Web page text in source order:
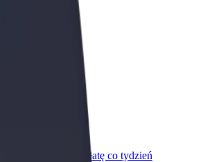
warunkach
i otrzymuj wypłatę co tydzień